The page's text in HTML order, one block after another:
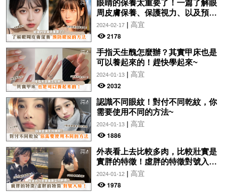
眼睛的保養太重要了！一篇了解眼
周皮膚保養、保護視力、以及預防
眼紋的方法~
2024-02-17| 高宜
2178
手指天生醜怎麼辦？其實甲床也是
可以養起來的！趕快學起來~
2024-01-13| 高宜
2032
認識不同眼紋！對付不同乾紋，你
需要使用不同的方法~
2024-01-13| 高宜
1886
外表看上去比較多肉，比較壯實是
實胖的特徵！虛胖的特徵對號入
座！
2024-01-12| 高宜
1978